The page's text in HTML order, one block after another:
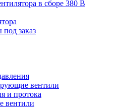
в сборе 380 В
заказ
вентили
и протока
вентили